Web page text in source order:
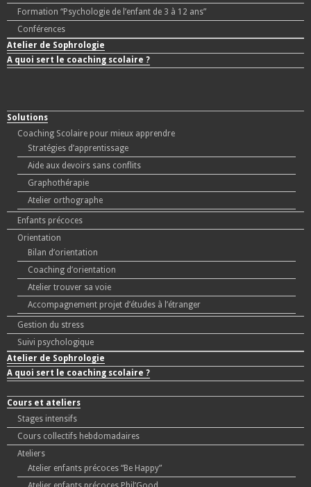
Formation “Psychologie de l’enfant de 3 à 12 ans”
Conférences
Atelier de Sophrologie
A quoi sert le coaching scolaire ?
Solutions
Coaching Scolaire pour mieux apprendre
Stratégies d’apprentissage
Aide aux devoirs sans conflits
Graphothérapie
Atelier orthographe
Enfants précoces
Orientation
Bilan d’orientation
Coaching d’orientation
Atelier trouver sa voie
Accompagnement projet d’études à l’étranger
Gestion du stress
Suivi psychologique
Atelier de Sophrologie
A quoi sert le coaching scolaire ?
Cours et ateliers
Stages intensifs
Cours collectifs hebdomadaires
Ateliers
Atelier enfants précoces “Be Happy”